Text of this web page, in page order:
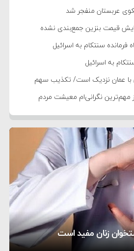
عربستان منفجر شد
قیمت بنزین جمع‌بندی نشده
افزایش می‌یابد
فرمانده سنتکام به اسرائیل
به اسرائیل
با عمان نزدیک است/ تکذیب سهم
مهم‌ترین نگرانی‌ام معیشت مردم
با تهران خوب پیش می‌رود
فلسطین در لبنان به اتهام
اموال
نزدیکی سواحل عمان
ادعای استعفای رئیس‌جمهور
محض استآمریکا و ایران هنوز نهایی
ماشین جنگی ما آماده حمله
است
لغو حمله به ایران
زنان مفید است
برق
صلح» از سینمای ایران؛ روایتی